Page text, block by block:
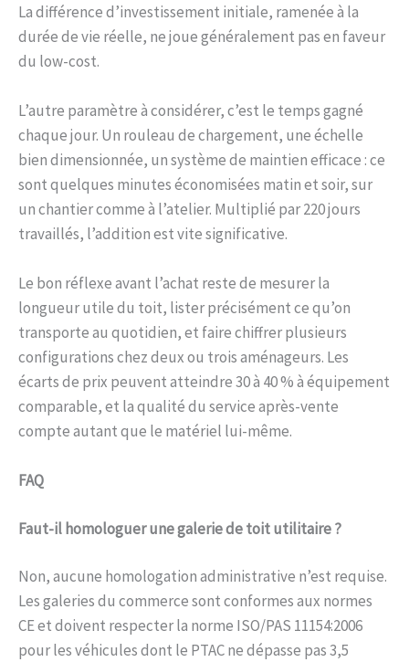
La différence d’investissement initiale, ramenée à la
durée de vie réelle, ne joue généralement pas en faveur
du low-cost.
L’autre paramètre à considérer, c’est le temps gagné
chaque jour. Un rouleau de chargement, une échelle
bien dimensionnée, un système de maintien efficace : ce
sont quelques minutes économisées matin et soir, sur
un chantier comme à l’atelier. Multiplié par 220 jours
travaillés, l’addition est vite significative.
Le bon réflexe avant l’achat reste de mesurer la
longueur utile du toit, lister précisément ce qu’on
transporte au quotidien, et faire chiffrer plusieurs
configurations chez deux ou trois aménageurs. Les
écarts de prix peuvent atteindre 30 à 40 % à équipement
comparable, et la qualité du service après-vente
compte autant que le matériel lui-même.
FAQ
Faut-il homologuer une galerie de toit utilitaire ?
Non, aucune homologation administrative n’est requise.
Les galeries du commerce sont conformes aux normes
CE et doivent respecter la norme ISO/PAS 11154:2006
pour les véhicules dont le PTAC ne dépasse pas 3,5